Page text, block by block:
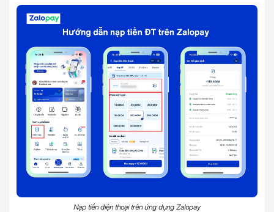
Nạp tiền điện thoại trên ứng dụng Zalopay